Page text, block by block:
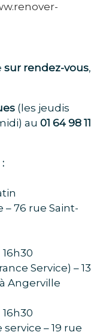
sur rendez-vous,
(les jeudis
au 01 64 98 11
76 rue Saint-
16h30
Service) – 13
Angerville
16h30
service – 19 rue